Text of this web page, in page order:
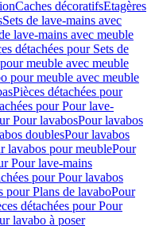
Caches décoratifsEtagères
Sets de lave-mains avec
lave-mains avec meuble
détachées pour Sets de
meuble avec meuble
pour meuble avec meuble
Pièces détachées pour
pour Pour lave-
Pour lavabosPour lavabos
doublesPour lavabos
lavabos pour meublePour
Pour lave-mains
pour Pour lavabos
pour Plans de lavaboPour
détachées pour Pour
lavabo à poser